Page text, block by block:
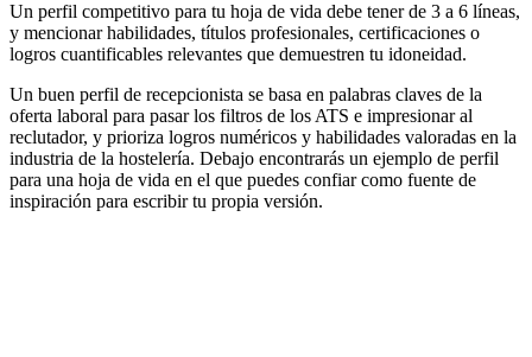
Un perfil competitivo para tu hoja de vida debe tener de 3 a 6 líneas,
y mencionar habilidades, títulos profesionales, certificaciones o
logros cuantificables relevantes que demuestren tu idoneidad.
Un buen perfil de recepcionista se basa en palabras claves de la
oferta laboral para pasar los filtros de los ATS e impresionar al
reclutador, y prioriza logros numéricos y habilidades valoradas en la
industria de la hostelería. Debajo encontrarás un ejemplo de perfil
para una hoja de vida en el que puedes confiar como fuente de
inspiración para escribir tu propia versión.